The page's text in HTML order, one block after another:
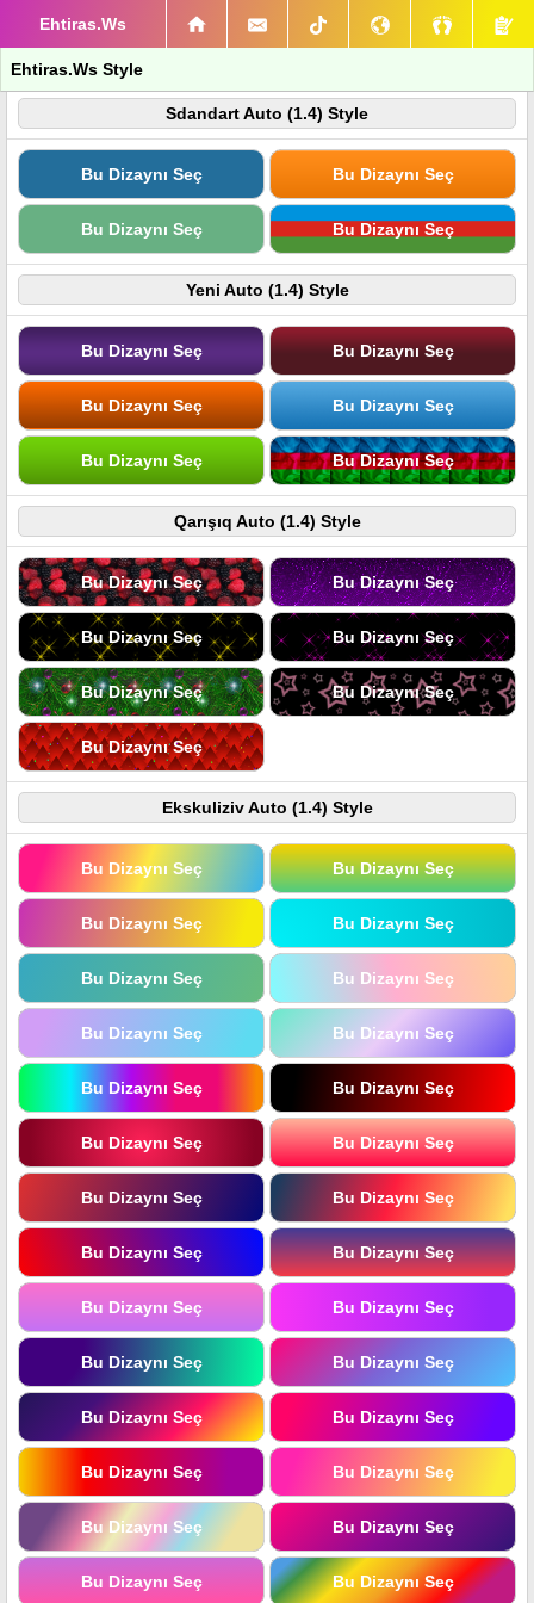
Ehtiras.Ws
Ehtiras.Ws Style
Sdandart Auto (1.4) Style
Bu Dizaynı Seç Bu Dizaynı Seç
Bu Dizaynı Seç Bu Dizaynı Seç
Yeni Auto (1.4) Style
Bu Dizaynı Seç Bu Dizaynı Seç
Bu Dizaynı Seç Bu Dizaynı Seç
Bu Dizaynı Seç Bu Dizaynı Seç
Qarışıq Auto (1.4) Style
Bu Dizaynı Seç Bu Dizaynı Seç
Bu Dizaynı Seç Bu Dizaynı Seç
Bu Dizaynı Seç Bu Dizaynı Seç
Bu Dizaynı Seç
Ekskuliziv Auto (1.4) Style
Bu Dizaynı Seç Bu Dizaynı Seç
Bu Dizaynı Seç Bu Dizaynı Seç
Bu Dizaynı Seç Bu Dizaynı Seç
Bu Dizaynı Seç Bu Dizaynı Seç
Bu Dizaynı Seç Bu Dizaynı Seç
Bu Dizaynı Seç Bu Dizaynı Seç
Bu Dizaynı Seç Bu Dizaynı Seç
Bu Dizaynı Seç Bu Dizaynı Seç
Bu Dizaynı Seç Bu Dizaynı Seç
Bu Dizaynı Seç Bu Dizaynı Seç
Bu Dizaynı Seç Bu Dizaynı Seç
Bu Dizaynı Seç Bu Dizaynı Seç
Bu Dizaynı Seç Bu Dizaynı Seç
Bu Dizaynı Seç Bu Dizaynı Seç